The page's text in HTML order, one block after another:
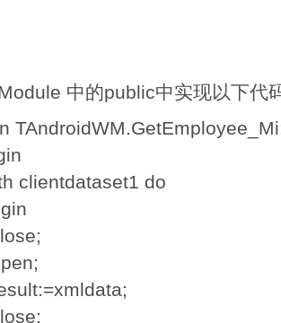
中的public中实现以下代
do